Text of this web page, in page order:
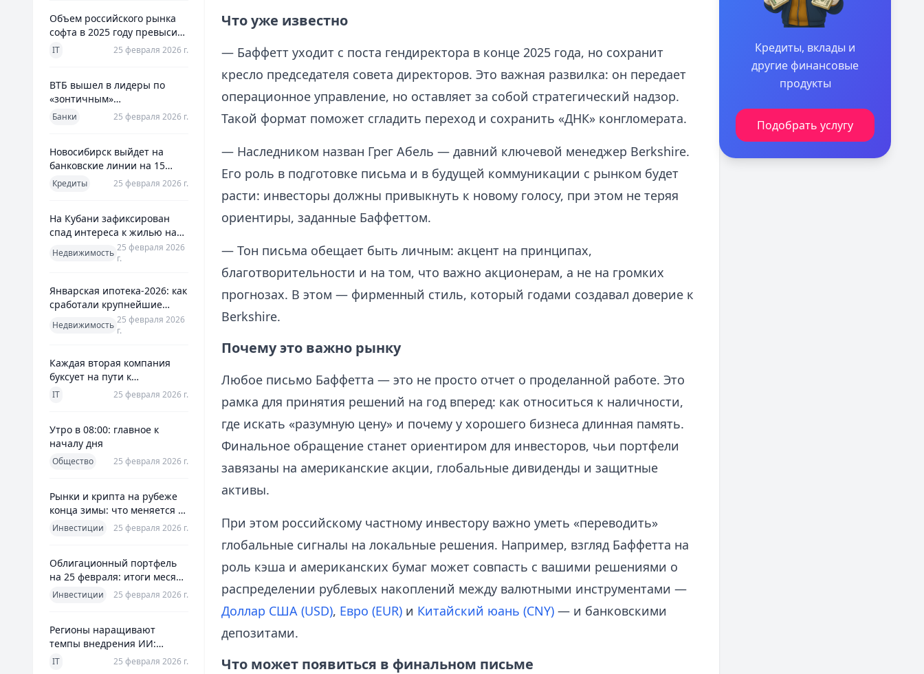
Объем российского рынка
софта в 2025 году превысил
800 млрд рублей
IT 25 февраля 2026 г.
ВТБ вышел в лидеры по
«зонтичным»
поручительствам для МСП
Банки 25 февраля 2026 г.
Новосибирск выйдет на
банковские линии на 15
млрд рублей для закрытия
дефицита
Кредиты 25 февраля 2026 г.
На Кубани зафиксирован
спад интереса к жилью на
Недвижимость 25 февраля 2026
г.
Январская ипотека-2026: как
сработали крупнейшие
банки и что это значит для
заемщиков
Недвижимость 25 февраля 2026
г.
Каждая вторая компания
буксует на пути к
полноценной ERP
IT 25 февраля 2026 г.
Утро в 08:00: главное к
началу дня
Общество 25 февраля 2026 г.
Рынки и крипта на рубеже
конца зимы: что меняется к
25 февраля 2026
Инвестиции 25 февраля 2026 г.
Облигационный портфель
на 25 февраля: итоги месяца
и планы на март
Инвестиции 25 февраля 2026 г.
Регионы наращивают
темпы внедрения ИИ:
главное из отраслевого
IT 25 февраля 2026 г.
Что уже известно
— Баффетт уходит с поста гендиректора в конце 2025 года, но сохранит
кресло председателя совета директоров. Это важная развилка: он передает
операционное управление, но оставляет за собой стратегический надзор.
Такой формат поможет сгладить переход и сохранить «ДНК» конгломерата.
— Наследником назван Грег Абель — давний ключевой менеджер Berkshire.
Его роль в подготовке письма и в будущей коммуникации с рынком будет
расти: инвесторы должны привыкнуть к новому голосу, при этом не теряя
ориентиры, заданные Баффеттом.
— Тон письма обещает быть личным: акцент на принципах,
благотворительности и на том, что важно акционерам, а не на громких
прогнозах. В этом — фирменный стиль, который годами создавал доверие к
Berkshire.
Почему это важно рынку
Любое письмо Баффетта — это не просто отчет о проделанной работе. Это
рамка для принятия решений на год вперед: как относиться к наличности,
где искать «разумную цену» и почему у хорошего бизнеса длинная память.
Финальное обращение станет ориентиром для инвесторов, чьи портфели
завязаны на американские акции, глобальные дивиденды и защитные
активы.
При этом российскому частному инвестору важно уметь «переводить»
глобальные сигналы на локальные решения. Например, взгляд Баффетта на
роль кэша и американских бумаг может совпасть с вашими решениями о
распределении рублевых накоплений между валютными инструментами —
Доллар США (USD), Евро (EUR)и Китайский юань (CNY)— и банковскими
депозитами.
Что может появиться в финальном письме
Кредиты, вклады и
другие финансовые
продукты
Подобрать услугу